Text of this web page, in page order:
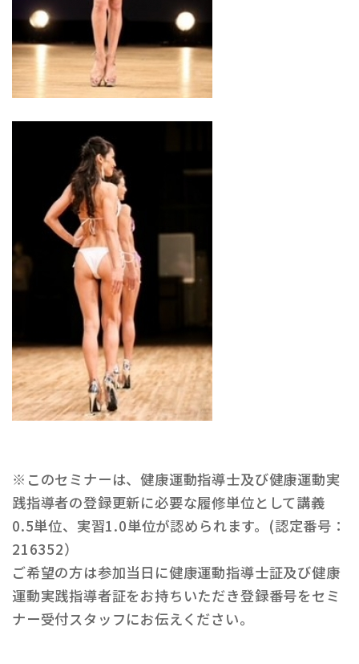
※このセミナーは、健康運動指導士及び健康運動実
践指導者の登録更新に必要な履修単位として講義
0.5単位、実習1.0単位が認められます。(認定番号：
216352）
ご希望の方は参加当日に健康運動指導士証及び健康
運動実践指導者証をお持ちいただき登録番号をセミ
ナー受付スタッフにお伝えください。